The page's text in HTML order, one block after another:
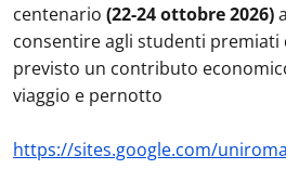
centenario (22-24 ottobre 2026)
consentire agli studenti premiati
previsto un contributo
viaggio e pernotto
https://sites.google.com/